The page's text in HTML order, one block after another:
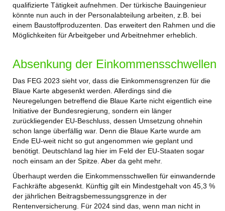
qualifizierte Tätigkeit aufnehmen. Der türkische Bauingenieur
könnte nun auch in der Personalabteilung arbeiten, z.B. bei
einem Baustoffproduzenten. Das erweitert den Rahmen und die
Möglichkeiten für Arbeitgeber und Arbeitnehmer erheblich.
Absenkung der Einkommensschwellen
Das FEG 2023 sieht vor, dass die Einkommensgrenzen für die
Blaue Karte abgesenkt werden. Allerdings sind die
Neuregelungen betreffend die Blaue Karte nicht eigentlich eine
Initiative der Bundesregierung, sondern ein länger
zurückliegender EU-Beschluss, dessen Umsetzung ohnehin
schon lange überfällig war. Denn die Blaue Karte wurde am
Ende EU-weit nicht so gut angenommen wie geplant und
benötigt. Deutschland lag hier im Feld der EU-Staaten sogar
noch einsam an der Spitze. Aber da geht mehr.
Überhaupt werden die Einkommensschwellen für einwandernde
Fachkräfte abgesenkt. Künftig gilt ein Mindestgehalt von 45,3 %
der jährlichen Beitragsbemessungsgrenze in der
Rentenversicherung. Für 2024 sind das, wenn man nicht in